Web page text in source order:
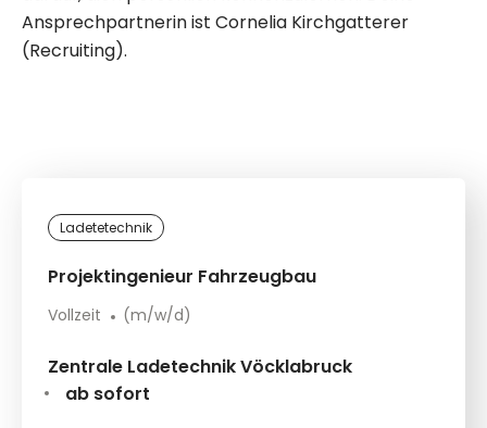
Ansprechpartnerin ist Cornelia Kirchgatterer
(Recruiting).
Ladetetechnik
Projektingenieur Fahrzeugbau
Vollzeit (m/w/d)
Zentrale Ladetechnik Vöcklabruck
ab sofort